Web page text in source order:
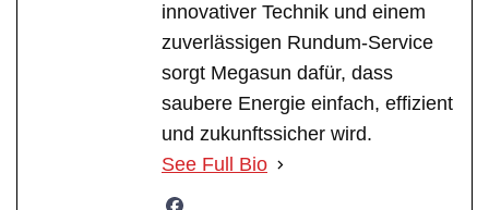
innovativer Technik und einem
zuverlässigen Rundum-Service
sorgt Megasun dafür, dass
saubere Energie einfach, effizient
und zukunftssicher wird.
See Full Bio